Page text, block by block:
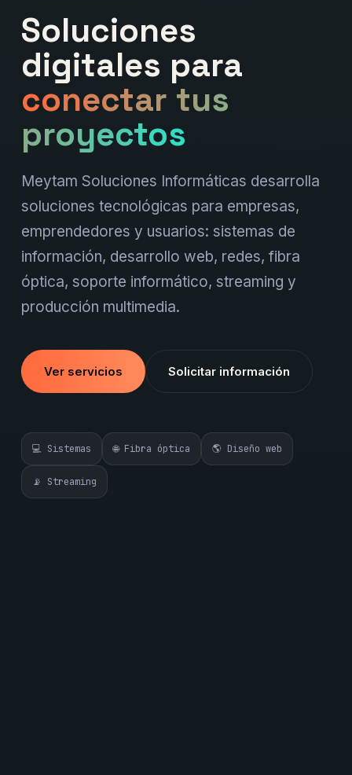
Soluciones
digitales para
conectar tus
proyectos
Meytam Soluciones Informáticas desarrolla
soluciones tecnológicas para empresas,
emprendedores y usuarios: sistemas de
información, desarrollo web, redes, fibra
óptica, soporte informático, streaming y
producción multimedia.
Ver servicios Solicitar información
💻 Sistemas 🌐 Fibra óptica 🌎 Diseño web
📡 Streaming